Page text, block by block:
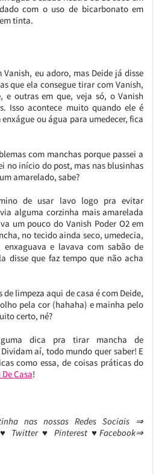
com o uso de bicarbonato em
tinta.
Vanish, eu adoro, mas Deide já disse
que ela consegue tirar com Vanish,
e outras em que, veja só, o Vanish
Isso acontece muito quando ele é
ou água para umedecer, fica
com manchas porque passei a
no início do post, mas nas blusinhas
amarelado, sabe?
de usar lavo logo pra evitar
alguma corzinha mais amarelada
um pouco do Vanish Poder O2 em
no tecido ainda seco, umedecia,
enxaguava e lavava com sabão de
disse que faz tempo que não acha
limpeza aqui de casa é com Deide,
pela cor (hahaha) e mainha pelo
certo, né?
dica pra tirar mancha de
aí, todo mundo quer saber! E
como essa, de coisas práticas do
Casa!
nas nossas Redes Sociais ⇒
Twitter ♥ Pinterest ♥Facebook⇒